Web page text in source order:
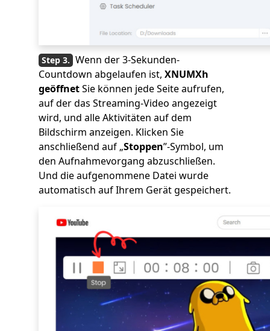
Wenn der 3-Sekunden-
Countdown abgelaufen ist, XNUMXh
geöffnetSie können jede Seite aufrufen,
auf der das Streaming-Video angezeigt
wird, und alle Aktivitäten auf dem
Bildschirm anzeigen. Klicken Sie
anschließend auf „Stoppen”-Symbol, um
den Aufnahmevorgang abzuschließen.
Und die aufgenommene Datei wurde
automatisch auf Ihrem Gerät gespeichert.